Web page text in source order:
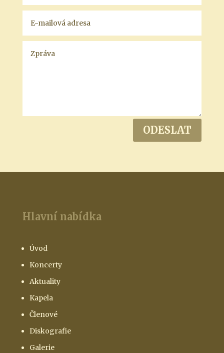
ODESLAT
Hlavní nabídka
Úvod
Koncerty
Aktuality
Kapela
Členové
Diskografie
Galerie